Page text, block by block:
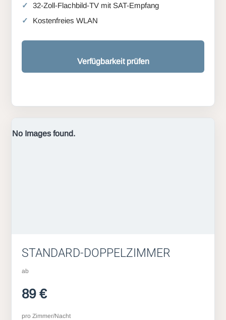
32-Zoll-Flachbild-TV mit SAT-Empfang
Kostenfreies WLAN
Verfügbarkeit prüfen
No Images found.
STANDARD-DOPPELZIMMER
ab
89 €
pro Zimmer/Nacht